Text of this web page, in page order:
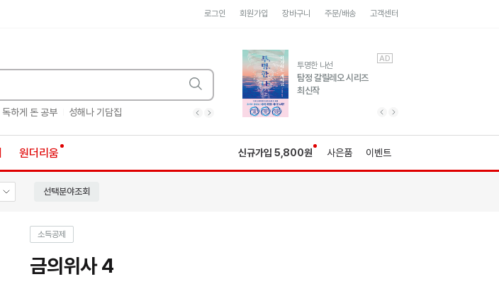
로그인 회원가입 장바구니 주문/배송 고객센터
독하게 돈 공부 성해나 기담집 히가시노게이고 추모 수족관 독하게 돈 공부
유럽 도시 기행3
풍성한 서사와 인문학적
통찰!
AD
투명한 나선
탐정 갈릴레오 시리즈
최신작
AD
원더리움 신규가입 5,800원 사은품 이벤트
선택분야조회
소득공제
금의위사 4